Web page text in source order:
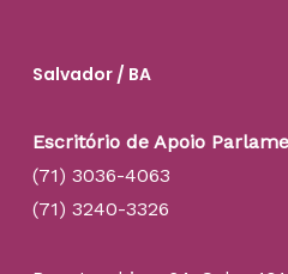
Salvador / BA
Escritório de Apoio
(71) 3036-4063
(71) 3240-3326